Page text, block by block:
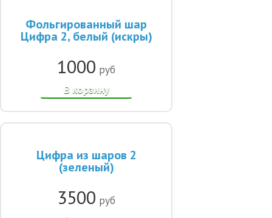
Фольгированный шар
Цифра 2, белый (искры)
1000 руб
В корзину
Цифра из шаров 2
(зеленый)
3500 руб